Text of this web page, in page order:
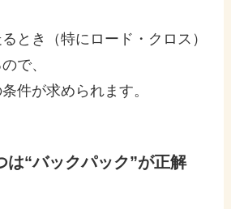
とき（特にロード・クロス）
で、
件が求められます。
は“バックパック”が正解